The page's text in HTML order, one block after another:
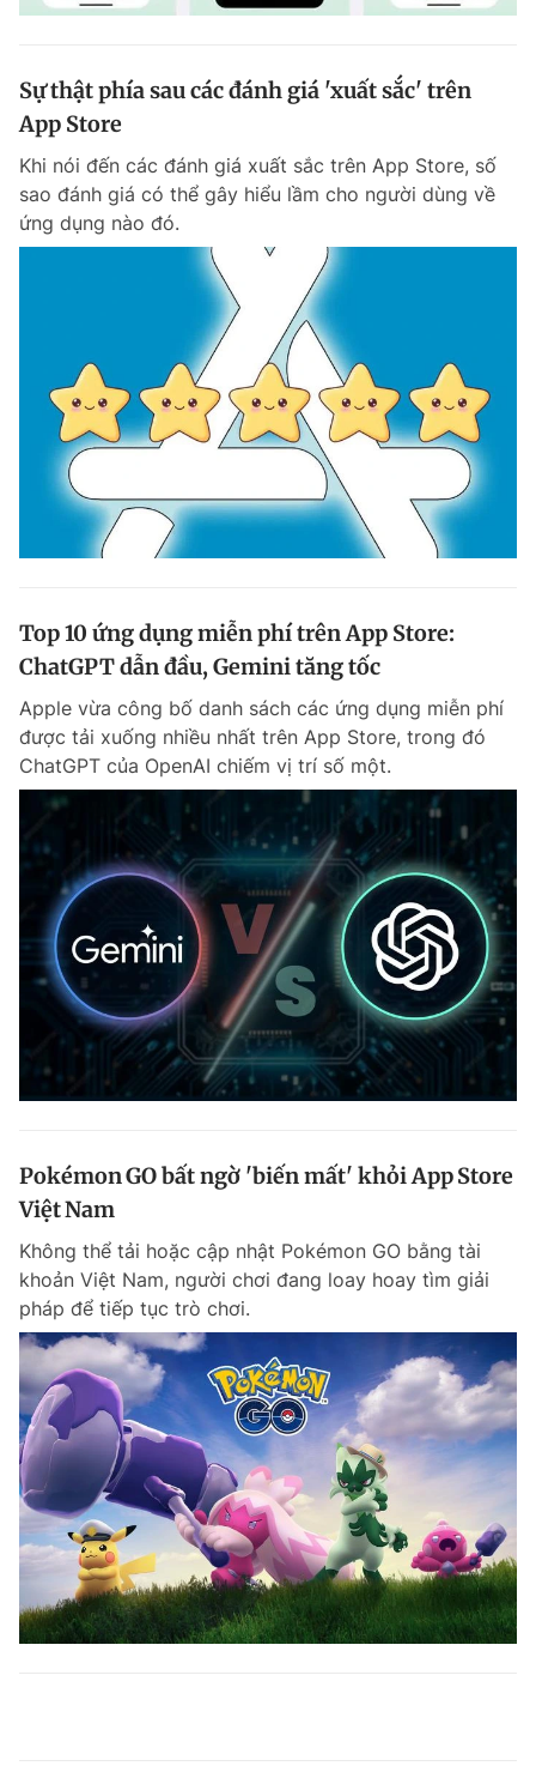
Sự thật phía sau các đánh giá 'xuất sắc' trên
App Store
Khi nói đến các đánh giá xuất sắc trên App Store, số
sao đánh giá có thể gây hiểu lầm cho người dùng về
ứng dụng nào đó.
Top 10 ứng dụng miễn phí trên App Store:
ChatGPT dẫn đầu, Gemini tăng tốc
Apple vừa công bố danh sách các ứng dụng miễn phí
được tải xuống nhiều nhất trên App Store, trong đó
ChatGPT của OpenAI chiếm vị trí số một.
Pokémon GO bất ngờ 'biến mất' khỏi App Store
Việt Nam
Không thể tải hoặc cập nhật Pokémon GO bằng tài
khoản Việt Nam, người chơi đang loay hoay tìm giải
pháp để tiếp tục trò chơi.